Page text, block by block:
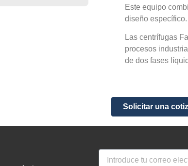
Este equipo
diseño específico.
Las centrífugas
procesos
de dos fases
Solicitar una